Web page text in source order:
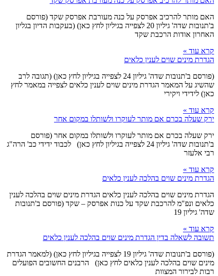
האם מותר להרכיב אפרסק על כנה מעורבת אפרסק שקד (פורסם
ב'תנובות שדה' גיליון 20 לצפייה בגיליון לחץ כאן) (בעקבות הדיון בגליון
האחרון אודות הרכבת שקד
קרא עוד »
הגדרת מינים שוים לענין כלאים
(פורסם ב'תנובות שדה' גיליון 24 לצפייה בגיליון לחץ כאן) (תגובה לרב
שהשיג על המאמר הגדרת מינים שוים לענין כלאים לצפייה במאמר לחץ
כאן) לידידי ויקירי
קרא עוד »
ירק שעלה בכרם אם מותר לעוקרו ולשותלו במקום אחר
ירק שעלה בכרם אם מותר לעוקרו ולשותלו במקום אחר (פורסם
ב'תנובות שדה' גיליון 24 לצפייה בגיליון לחץ כאן) לכבוד ידידי כב' הרה"ג
רבי אלעזר
קרא עוד »
הגדרת מינים שוים בהלכה לענין כלאים
הגדרת מינים שוים בהלכה לענין כלאים הגדרת מינים שוים בהלכה לענין
כלאים ונפ"מ להרכבת שקד על כנות אפרסק – שקד (פורסם ב'תנובות
שדה' גיליון 19
קרא עוד »
תשובה לשאלה בדין הגדרת מינים שוים בהלכה לענין כלאים
(פורסם ב'תנובות שדה' גיליון 19 לצפייה בגיליון לחץ כאן) (למאמר הגדרת
מינים שוים בהלכה לענין כלאים לחץ כאן) הרבנים החשובים הפועלים
רבות לבירור המצוות